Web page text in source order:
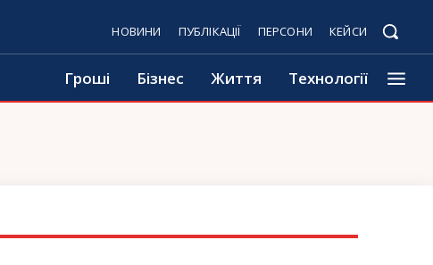
НОВИНИ ПУБЛІКАЦІЇ ПЕРСОНИ КЕЙСИ
Гроші Бізнес Життя Технології